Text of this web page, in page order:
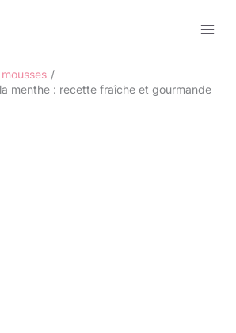
menthe : recette fraîche et gourmande